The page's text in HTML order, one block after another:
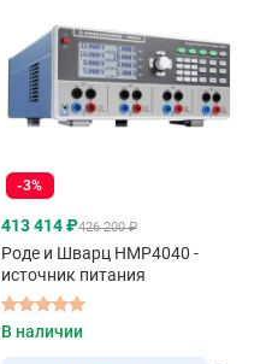
-3%
413 414 ₽426 200 ₽
Роде и Шварц HMP4040 -
источник питания
В наличии